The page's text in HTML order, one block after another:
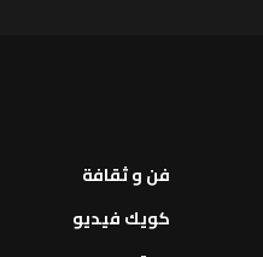
فن و ثقافة
كويك فيديو